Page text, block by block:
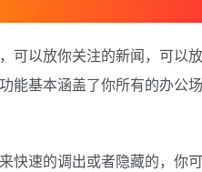
可以放你关注的新闻，可以
能基本涵盖了你所有的办公
快速的调出或者隐藏的，你